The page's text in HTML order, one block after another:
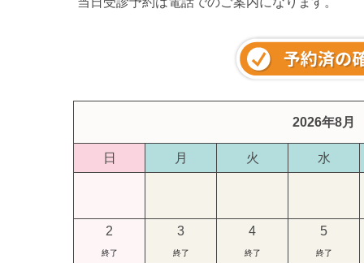
2026年8月
日 月 火 水
2
終了
3
終了
4
終了
5
終了